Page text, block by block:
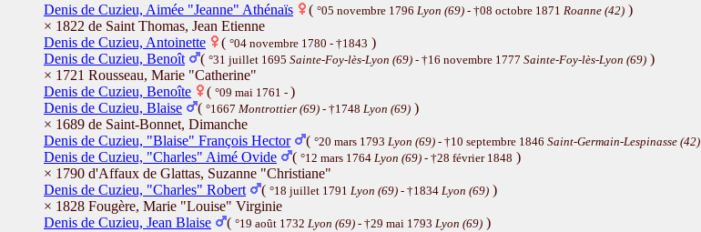
Denis de Cuzieu, Aimée "Jeanne" Athénaïs ( °05 novembre 1796 Lyon (69) - †08 octobre 1871 Roanne (42) )
× 1822 de Saint Thomas, Jean Etienne
Denis de Cuzieu, Antoinette
( °04 novembre 1780 - †1843 )
Denis de Cuzieu, Benoît
( °31 juillet 1695 Sainte-Foy-lès-Lyon (69) - †16 novembre 1777 Sainte-Foy-lès-Lyon (69) )
× 1721 Rousseau, Marie "Catherine"
Denis de Cuzieu, Benoîte
( °09 mai 1761 - )
Denis de Cuzieu, Blaise
( °1667 Montrottier (69) - †1748 Lyon (69) )
× 1689 de Saint-Bonnet, Dimanche
Denis de Cuzieu, "Blaise" François Hector
( °20 mars 1793 Lyon (69) - †10 septembre 1846 Saint-Germain-Lespinasse (42)
Denis de Cuzieu, "Charles" Aimé Ovide
( °12 mars 1764 Lyon (69) - †28 février 1848 )
× 1790 d'Affaux de Glattas, Suzanne "Christiane"
Denis de Cuzieu, "Charles" Robert
( °18 juillet 1791 Lyon (69) - †1834 Lyon (69) )
× 1828 Fougère, Marie "Louise" Virginie
Denis de Cuzieu, Jean Blaise
( °19 août 1732 Lyon (69) - †29 mai 1793 Lyon (69) )